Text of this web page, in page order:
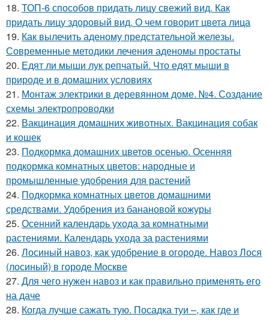
18. ТОП-6 способов придать лицу свежий вид. Как
придать лицу здоровый вид. О чем говорит цвета лица
19. Как вылечить аденому предстательной железы.
Современные методики лечения аденомы простаты
20. Едят ли мыши лук репчатый. Что едят мыши в
природе и в домашних условиях
21. Монтаж электрики в деревянном доме. №4. Создание
схемы электропроводки
22. Вакцинация домашних животных. Вакцинация собак
и кошек
23. Подкормка домашних цветов осенью. Осенняя
подкормка комнатных цветов: народные и
промышленные удобрения для растений
24. Подкормка комнатных цветов домашними
средствами. Удобрения из банановой кожуры
25. Осенний календарь ухода за комнатными
растениями. Календарь ухода за растениями
26. Лосиный навоз, как удобрение в огороде. Навоз Лося
(лосиный) в городе Москве
27. Для чего нужен навоз и как правильно применять его
на даче
28. Когда лучше сажать тую. Посадка туи –, как где и